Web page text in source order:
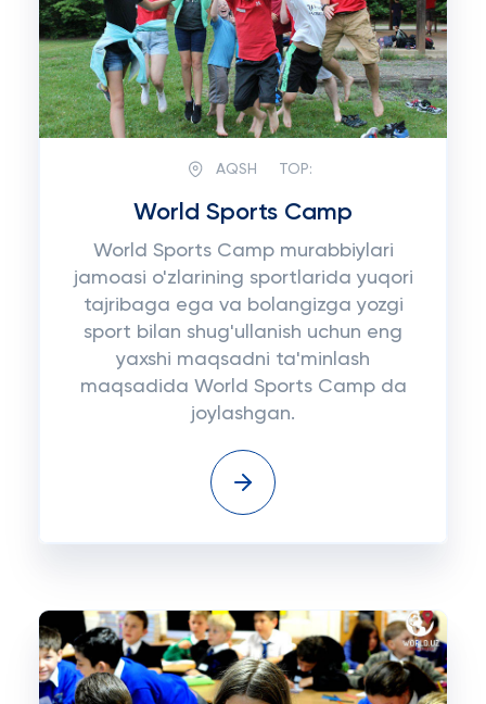
AQSH TOP:
World Sports Camp
World Sports Camp murabbiylari
jamoasi o'zlarining sportlarida yuqori
tajribaga ega va bolangizga yozgi
sport bilan shug'ullanish uchun eng
yaxshi maqsadni ta'minlash
maqsadida World Sports Camp da
joylashgan.